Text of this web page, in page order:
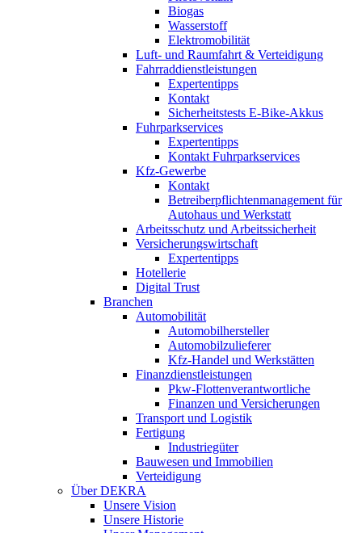
Biogas
Wasserstoff
Elektromobilität
Luft- und Raumfahrt & Verteidigung
Fahrraddienstleistungen
Expertentipps
Kontakt
Sicherheitstests E-Bike-Akkus
Fuhrparkservices
Expertentipps
Kontakt Fuhrparkservices
Kfz-Gewerbe
Kontakt
Betreiberpflichtenmanagement für
Autohaus und Werkstatt
Arbeitsschutz und Arbeitssicherheit
Versicherungswirtschaft
Expertentipps
Hotellerie
Digital Trust
Branchen
Automobilität
Automobilhersteller
Automobilzulieferer
Kfz-Handel und Werkstätten
Finanzdienstleistungen
Pkw‑Flottenverantwortliche
Finanzen und Versicherungen
Transport und Logistik
Fertigung
Industriegüter
Bauwesen und Immobilien
Verteidigung
Über DEKRA
Unsere Vision
Unsere Historie